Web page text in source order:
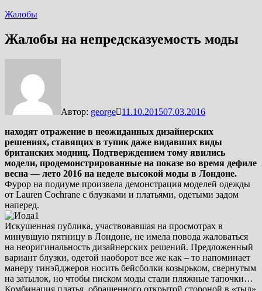
Жалобы
Жалобы на непредсказуемость моды
Автор: george 11.10.201507.03.2016
находят отражение в неожиданных дизайнерских
решениях, ставящих в тупик даже видавших виды
британских модниц. Подтверждением тому явились
модели, продемонстрированные на показе во время дефиле
весна — лето 2016 на неделе высокой моды в Лондоне.
Фурор на подиуме произвела демонстрация моделей одежды
от Lauren Cochrane с блузками и платьями, одетыми задом
наперед.
Искушенная публика, участвовавшая на просмотрах в
минувшую пятницу в Лондоне, не имела повода жаловаться
на неоригинальность дизайнерских решений. Предложенный
вариант блузки, одетой наоборот все же как – то напоминает
манеру тинэйджеров носить бейсболки козырьком, свернутым
на затылок, но чтобы писком моды стали пляжные тапочки…
Комбинация платья, обращенного открытой стороной в «тыл»